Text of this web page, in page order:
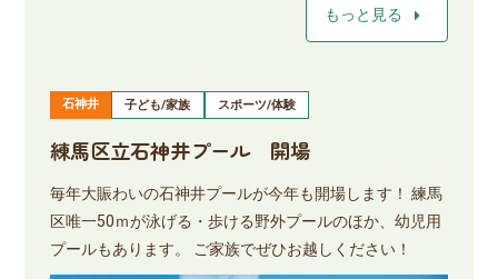
もっと見る arrow_right
石神井 子ども/家族 スポーツ/体験
練馬区立石神井プール 開場
毎年大賑わいの石神井プールが今年も開場します！ 練馬
区唯一50ｍが泳げる・歩ける野外プールのほか、幼児用
プールもあります。 ご家族でぜひお越しください！